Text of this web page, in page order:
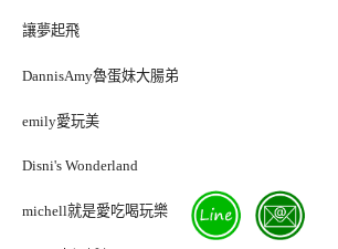
讓夢起飛
DannisAmy魯蛋妹大腸弟
emily愛玩美
Disni's Wonderland
michell就是愛吃喝玩樂